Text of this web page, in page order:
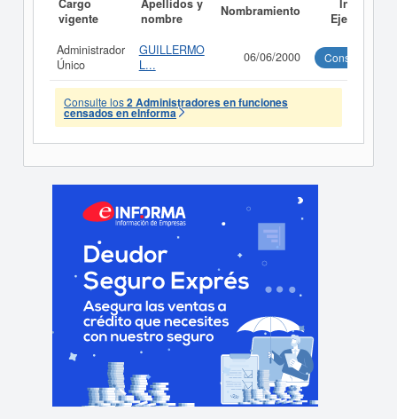
Cargo
vigente
Apellidos y
nombre
Nombramiento
Informe
Ejecutivo
Administrador
Único
GUILLERMO
L...
06/06/2000 Consultar
Consulte los2 Administradores en funciones
censados en eInforma